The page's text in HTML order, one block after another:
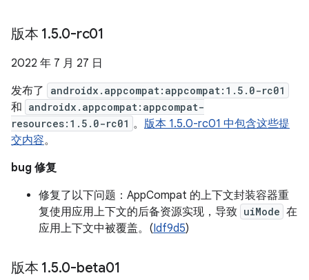
版本 1.5.0-rc01
2022 年 7 月 27 日
发布了
androidx.appcompat:appcompat:1.5.0-rc01
和 androidx.appcompat:appcompat-
resources:1.5.0-rc01 。 版本 1.5.0-rc01 中包含这些提
交内容。
bug 修复
修复了以下问题：AppCompat 的上下文封装容器重
复使用应用上下文的后备资源实现，导致 uiMode 在
应用上下文中被覆盖。(Idf9d5)
版本 1.5.0-beta01